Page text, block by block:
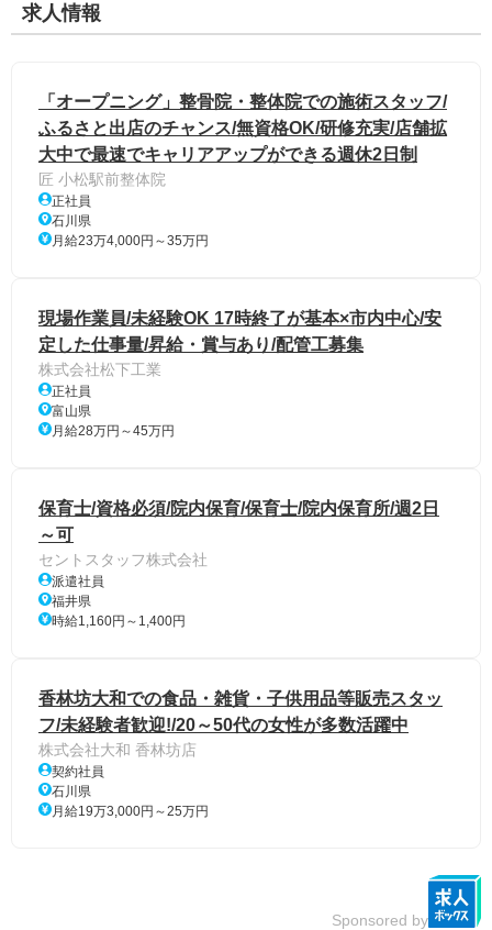
求人情報
「オープニング」整骨院・整体院での施術スタッフ/
ふるさと出店のチャンス/無資格OK/研修充実/店舗拡
大中で最速でキャリアアップができる週休2日制
匠 小松駅前整体院
正社員
石川県
月給23万4,000円～35万円
現場作業員/未経験OK 17時終了が基本×市内中心/安
定した仕事量/昇給・賞与あり/配管工募集
株式会社松下工業
正社員
富山県
月給28万円～45万円
保育士/資格必須/院内保育/保育士/院内保育所/週2日
～可
セントスタッフ株式会社
派遣社員
福井県
時給1,160円～1,400円
香林坊大和での食品・雑貨・子供用品等販売スタッ
フ/未経験者歓迎!/20～50代の女性が多数活躍中
株式会社大和 香林坊店
契約社員
石川県
月給19万3,000円～25万円
Sponsored by